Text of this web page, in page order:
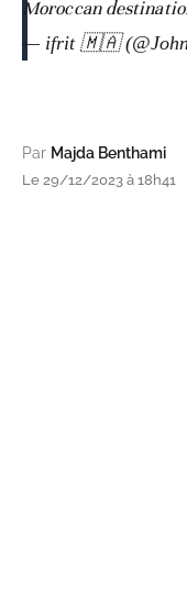
Moroccan
— ifrit 🇲🇦
Par Majda Benthami
Le 29/12/2023 à 18h41